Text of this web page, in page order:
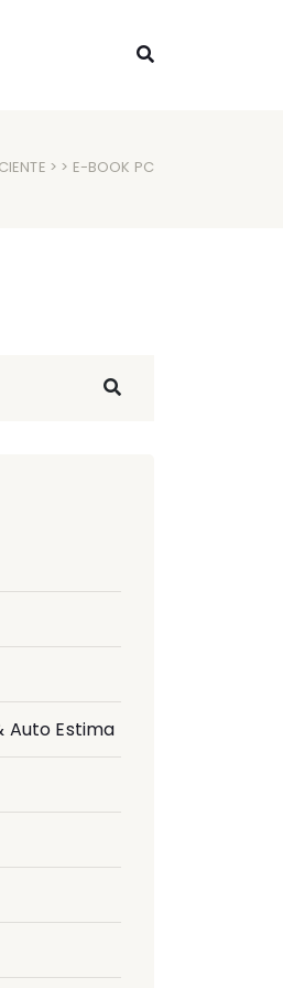
> > E-BOOK PC
Auto Estima